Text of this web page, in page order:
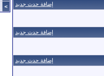
إضافة حدث جديد
إضافة حدث جديد
إضافة حدث جديد
>